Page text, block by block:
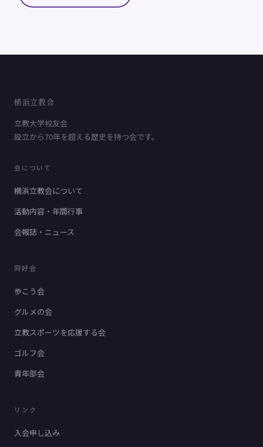
横浜立教会
立教大学校友会
設立から70年を超える歴史を持つ会です。
会について
横浜立教会について
活動内容・年間行事
会報誌・ニュース
同好会
歩こう会
グルメの会
立教スポーツを応援する会
ゴルフ会
青年部会
リンク
入会申し込み